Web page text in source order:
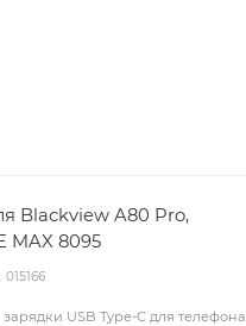
Blackview A80 Pro,
MAX 8095
015166
USB Type-C для телефона